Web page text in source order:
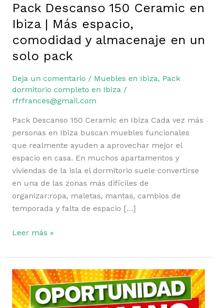
Pack Descanso 150 Ceramic en
Ibiza | Más espacio,
comodidad y almacenaje en un
solo pack
Deja un comentario / Muebles en Ibiza, Pack
dormitorio completo en Ibiza/
rfrfrances@gmail.com
Pack Descanso 150 Ceramic en Ibiza Cada vez más
personas en Ibiza buscan muebles funcionales
que realmente ayuden a aprovechar mejor el
espacio en casa. En muchos apartamentos y
viviendas de la isla el dormitorio suele convertirse
en una de las zonas más difíciles de
organizar:ropa, maletas, mantas, cambios de
temporada y falta de espacio […]
Pack
Descanso
150
Ceramic
en
|
Más
espacio,
comodidad
y
almacenaje
en
un
solo
pack
Leer más »
OPORTUNIDAD
REAL
en